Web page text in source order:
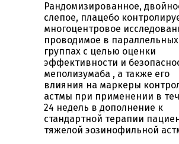
Рандомизированное,
слепое, плацебо
многоцентровое
проводимое в параллельных
группах с целью оценки
эффективности и
меполизумаба , а также его
влияния на маркеры
астмы при применении в
24 недель в дополнение к
стандартной терапии
тяжелой эозинофильной